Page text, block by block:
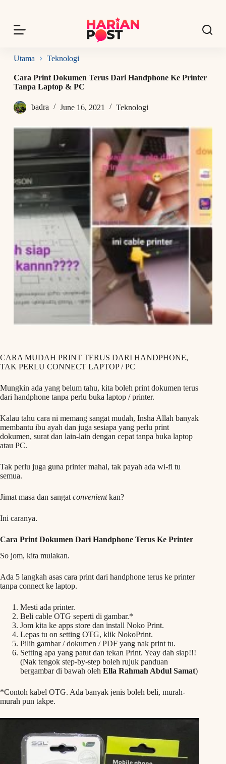
p
o
n
n
Utama Teknologi
Cara Print Dokumen Terus Dari Handphone Ke Printer
Tanpa Laptop & PC
badra June 16, 2021 Teknologi
CARA MUDAH PRINT TERUS DARI HANDPHONE,
TAK PERLU CONNECT LAPTOP / PC
Mungkin ada yang belum tahu, kita boleh print dokumen terus
dari handphone tanpa perlu buka laptop / printer.
Kalau tahu cara ni memang sangat mudah, Insha Allah banyak
membantu ibu ayah dan juga sesiapa yang perlu print
dokumen, surat dan lain-lain dengan cepat tanpa buka laptop
atau PC.
Tak perlu juga guna printer mahal, tak payah ada wi-fi tu
semua.
Jimat masa dan sangat convenientkan?
Ini caranya.
Cara Print Dokumen Dari Handphone Terus Ke Printer
So jom, kita mulakan.
Ada 5 langkah asas cara print dari handphone terus ke printer
tanpa connect ke laptop.
Mesti ada printer.
Beli cable OTG seperti di gambar.*
Jom kita ke apps store dan install Noko Print.
Lepas tu on setting OTG, klik NokoPrint.
Pilih gambar / dokumen / PDF yang nak print tu.
Setting apa yang patut dan tekan Print. Yeay dah siap!!!
(Nak tengok step-by-step boleh rujuk panduan
bergambar di bawah oleh Ella Rahmah Abdul Samat)
*Contoh kabel OTG. Ada banyak jenis boleh beli, murah-
murah pun takpe.